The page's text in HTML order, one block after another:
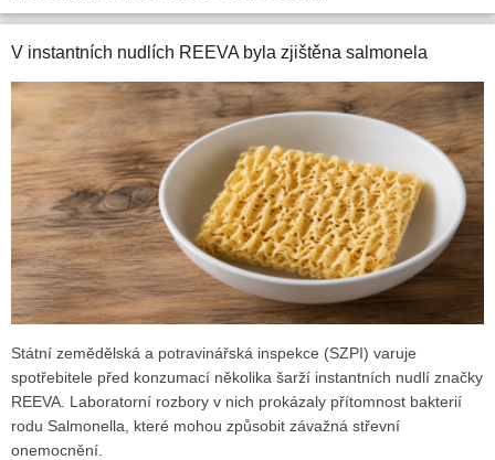
V instantních nudlích REEVA byla zjištěna salmonela
Státní zemědělská a potravinářská inspekce (SZPI) varuje
spotřebitele před konzumací několika šarží instantních nudlí značky
REEVA. Laboratorní rozbory v nich prokázaly přítomnost bakterií
rodu Salmonella, které mohou způsobit závažná střevní
onemocnění.